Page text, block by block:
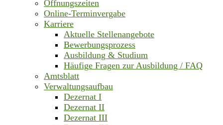
Öffnungszeiten
Online-Terminvergabe
Karriere
Aktuelle Stellenangebote
Bewerbungsprozess
Ausbildung & Studium
Häufige Fragen zur Ausbildung / FAQ
Amtsblatt
Verwaltungsaufbau
Dezernat I
Dezernat II
Dezernat III